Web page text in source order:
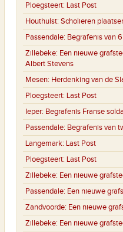
Ploegsteert: Last Post
Houthulst: Scholieren
Passendale: Begrafenis van
Zillebeke: Een nieuwe
Albert Stevens
Mesen: Herdenking van de
Ploegsteert: Last Post
Ieper: Begrafenis Franse
Passendale: Begrafenis van
Langemark: Last Post
Ploegsteert: Last Post
Zillebeke: Een nieuwe
Passendale: Een nieuwe
Zandvoorde: Een nieuwe
Zillebeke: Een nieuwe